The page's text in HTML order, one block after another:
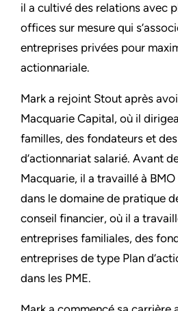
il a cultivé des relations avec
offices sur mesure qui
entreprises privées pour
actionnariale.
Mark a rejoint Stout après
Macquarie Capital, où il
familles, des fondateurs et
d’actionnariat salarié. Avant
Macquarie, il a travaillé à
dans le domaine de pratique
conseil financier, où il a
entreprises familiales, des
entreprises de type Plan
dans les PME.